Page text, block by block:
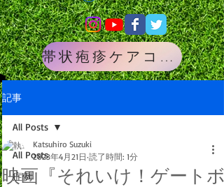
帯状疱疹ケアコース
記事
All Posts
症例
All Posts
映画『それいけ！ゲートボ
Katsuhiro Suzuki
2023年4月21日 読了時間: 1分